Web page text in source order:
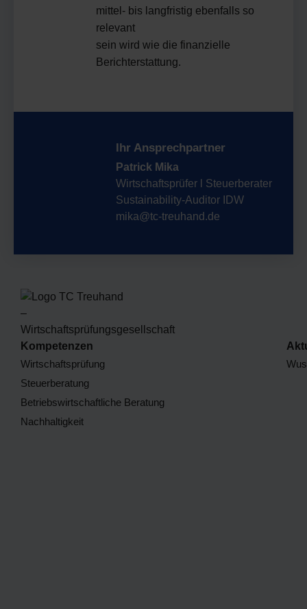
mittel- bis langfristig ebenfalls so
relevant
sein wird wie die finanzielle
Berichterstattung.
Ihr Ansprechpartner
Patrick Mika
Wirtschaftsprüfer l Steuerberater
Sustainability-Auditor IDW
mika@tc-treuhand.de
Kompetenzen
Wirtschaftsprüfung
Steuerberatung
Betriebswirtschaftliche Beratung
Nachhaltigkeit